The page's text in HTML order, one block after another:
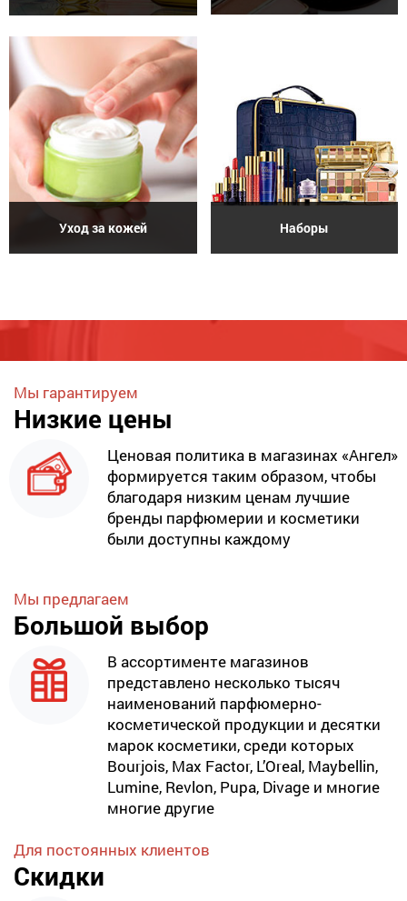
Уход за кожей Наборы
Мы гарантируем
Низкие цены
Ценовая политика в магазинах «Ангел»
формируется таким образом, чтобы
благодаря низким ценам лучшие
бренды парфюмерии и косметики
были доступны каждому
Мы предлагаем
Большой выбор
В ассортименте магазинов
представлено несколько тысяч
наименований парфюмерно-
косметической продукции и десятки
марок косметики, среди которых
Bourjois, Max Factor, L’Oreal, Maybellin,
Lumine, Revlon, Pupa, Divage и многие
многие другие
Для постоянных клиентов
Скидки